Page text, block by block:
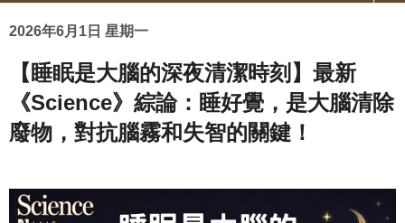
2026年6月1日 星期一
【睡眠是大腦的深夜清潔時刻】最新
《Science》綜論：睡好覺，是大腦清除
廢物，對抗腦霧和失智的關鍵！